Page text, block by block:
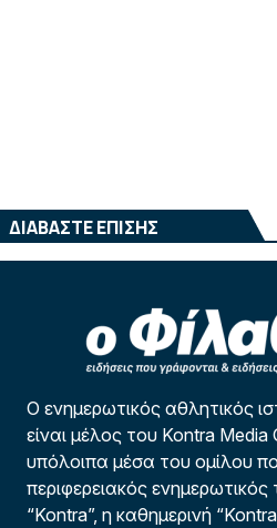
ΔΙΑΒΑΣΤΕ ΕΠΙΣΗΣ
Ο ενημερωτικός αθλητικός
είναι μέλος του Kontra
υπόλοιπα μέσα του ομίλου
περιφερειακός
“Kontra”, η καθημερινή